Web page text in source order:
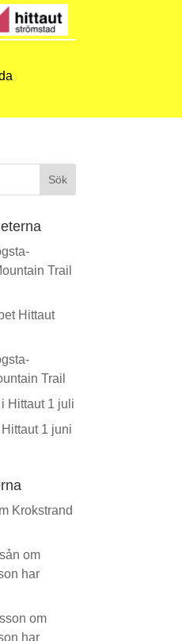
Sök
Trail
Hittaut
Trail
Hittaut 1 juli
1 juni
Krokstrand
om
har
om
har